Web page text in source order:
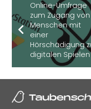
Online-Umfrage
zum Zugang von
Menschen mit
einer
Hörschädigung
digitalen Spielen